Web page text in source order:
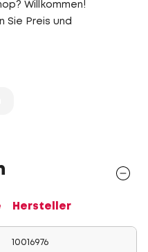
Willkommen!
Sie Preis und
Hersteller
10016976